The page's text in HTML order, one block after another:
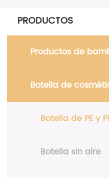
PRODUCTOS
Productos de
Botella de
Botella de PE y
Botella sin aire